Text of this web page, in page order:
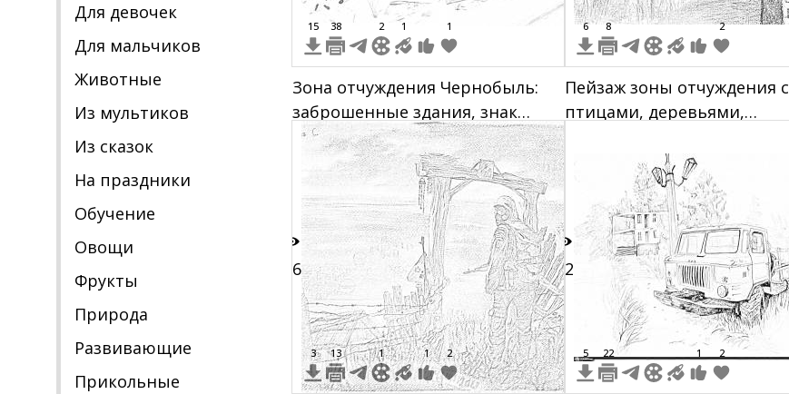
Для девочек
Для мальчиков
Животные
Из мультиков
Из сказок
На праздники
Обучение
Овощи
Фрукты
Природа
Развивающие
Прикольные
15 38 2 1 1
Зона отчуждения Чернобыль:
заброшенные здания, знак
"Припять", черная кошка,
ограждение
6 8 2
Пейзаж зоны отчуждения с
птицами, деревьями,
людьми на переднем плане
36
3 13 1 1 2
32
5 22 1 2